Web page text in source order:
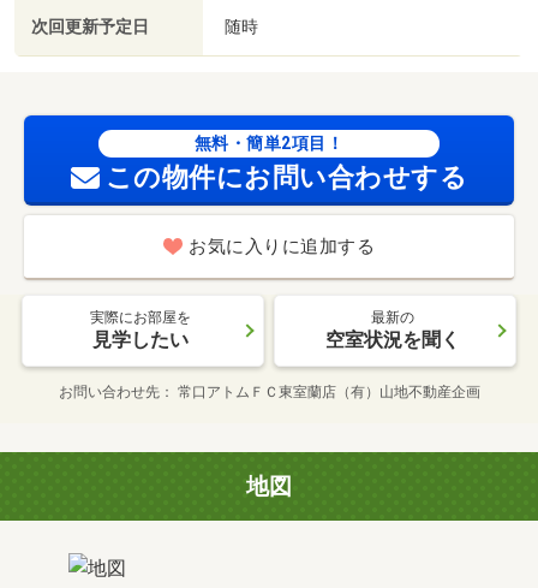
次回更新予定日 随時
無料・簡単2項目！
この物件にお問い合わせする
お気に入りに追加する
実際にお部屋を
見学したい
最新の
空室状況を聞く
お問い合わせ先 常口アトムＦＣ東室蘭店（有）山地不動産企画
地図